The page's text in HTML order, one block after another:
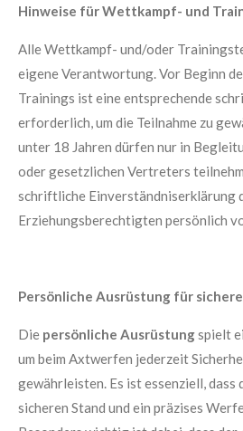
Hinweise für Wettkampf- und
Alle Wettkampf- und/oder
eigene Verantwortung. Vor Beginn
Trainings ist eine entsprechende
erforderlich, um die Teilnahme zu
unter 18 Jahren dürfen nur in
oder gesetzlichen Vertreters
schriftliche Einverständniserklärung
Erziehungsberechtigten persönlich
Persönliche Ausrüstung für
Die persönliche Ausrüstungspielt
um beim Axtwerfen jederzeit
gewährleisten. Es ist essenziell, dass
sicheren Stand und ein präzises